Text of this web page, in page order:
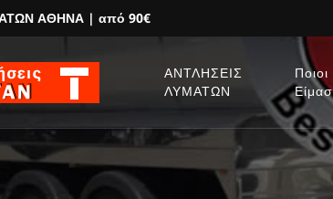
ΑΘΗΝΑ | από 90€
ΑΝΤΛΗΣΕΙΣ
ΛΥΜΑΤΩΝ
Ποιοι